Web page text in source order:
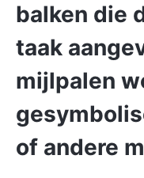
balken die
taak
mijlpalen
of andere